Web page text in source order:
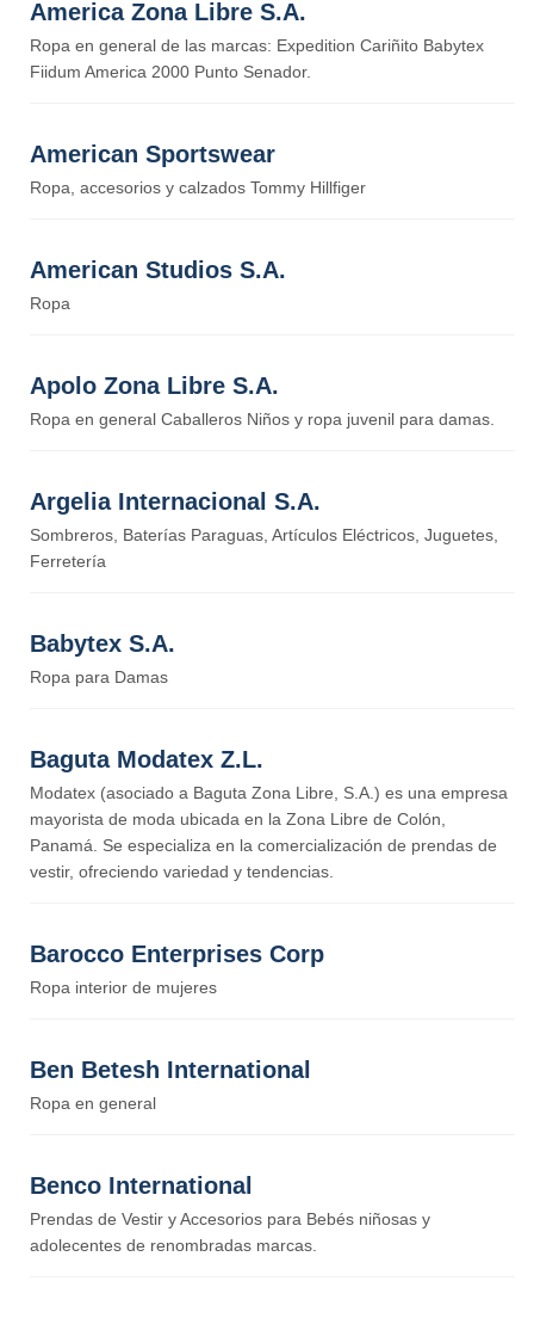
America Zona Libre S.A.
Ropa en general de las marcas: Expedition Cariñito Babytex
Fiidum America 2000 Punto Senador.
American Sportswear
Ropa, accesorios y calzados Tommy Hillfiger
American Studios S.A.
Ropa
Apolo Zona Libre S.A.
Ropa en general Caballeros Niños y ropa juvenil para damas.
Argelia Internacional S.A.
Sombreros, Baterías Paraguas, Artículos Eléctricos, Juguetes,
Ferretería
Babytex S.A.
Ropa para Damas
Baguta Modatex Z.L.
Modatex (asociado a Baguta Zona Libre, S.A.) es una empresa
mayorista de moda ubicada en la Zona Libre de Colón,
Panamá. Se especializa en la comercialización de prendas de
vestir, ofreciendo variedad y tendencias.
Barocco Enterprises Corp
Ropa interior de mujeres
Ben Betesh International
Ropa en general
Benco International
Prendas de Vestir y Accesorios para Bebés niñosas y
adolecentes de renombradas marcas.